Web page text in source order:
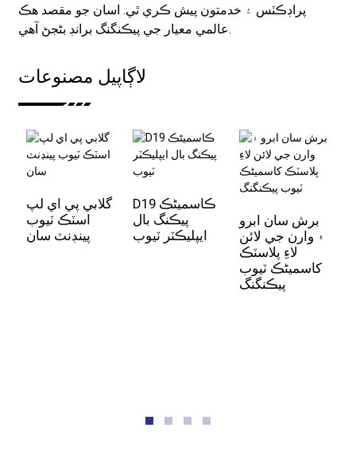
پراڊڪٽس ۽ خدمتون پيش ڪري ٿي. اسان جو مقصد هڪ
عالمي معيار جي پيڪنگنگ برانڊ بڻجڻ آهي.
لاڳاپيل مصنوعات
گلابي پي اي لپ
اسٽڪ ٽيوب
پينڊنٽ سان
D19 ڪاسمیٹڪ
پيڪنگ بال
ايپليڪٽر ٽيوب
برش سان ابرو
۽ وارن جي لائن
لاءِ پلاسٽڪ
کاسمیٹڪ ٽيوب
پيڪنگنگ